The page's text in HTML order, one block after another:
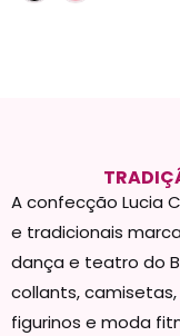
A confecção Lucia
e tradicionais
dança e teatro do
collants,
figurinos e moda